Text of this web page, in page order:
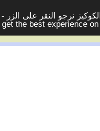
نرجو النقر على
the best experience